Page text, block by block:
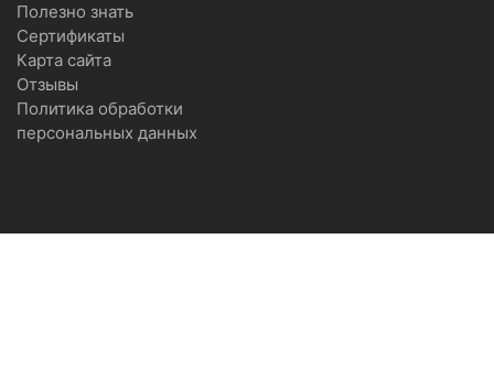
Полезно знать
Сертификаты
Карта сайта
Отзывы
Политика обработки
персональных данных